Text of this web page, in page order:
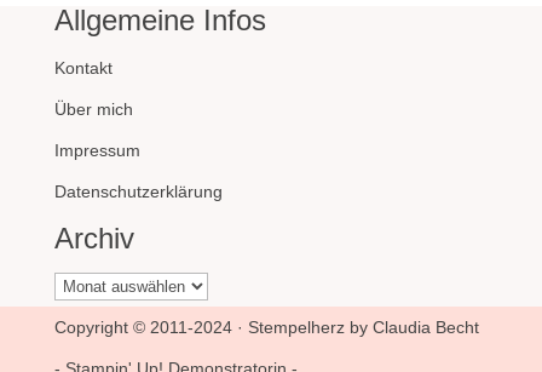
Allgemeine Infos
Kontakt
Über mich
Impressum
Datenschutzerklärung
Archiv
Archiv
Copyright © 2011-2024 · Stempelherz by Claudia Becht